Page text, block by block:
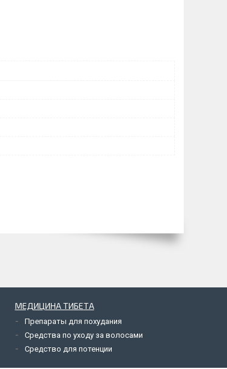
МЕДИЦИНА ТИБЕТА
Препараты для похудания
Средства по уходу за волосами
Средство для потенции